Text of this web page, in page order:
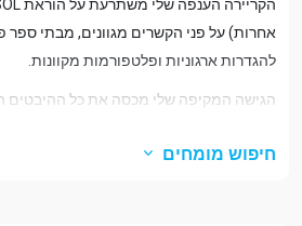
אחרות) על פני הקשרים מגוונים, מבתי ספר
להגדרות ארגוניות ופלטפורמות מקוונות.
הגישה המקיפה שלי מכסה את כל ההיבטים
חיפוש מומחים